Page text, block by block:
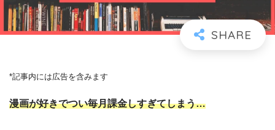
*記事内には広告を含みます
漫画が好きでつい毎月課金しすぎてしまう…